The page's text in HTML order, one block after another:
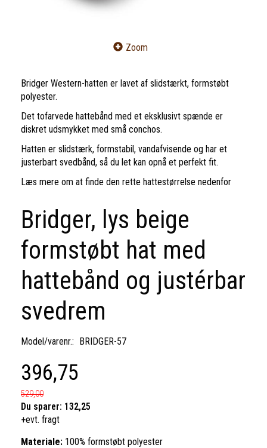
Zoom
Bridger Western-hatten er lavet af slidstærkt, formstøbt
polyester.
Det tofarvede hattebånd med et eksklusivt spænde er
diskret udsmykket med små conchos.
Hatten er slidstærk, formstabil, vandafvisende og har et
justerbart svedbånd, så du let kan opnå et perfekt fit.
Læs mere om at finde den rette hattestørrelse nedenfor
Bridger, lys beige
formstøbt hat med
hattebånd og justérbar
svedrem
Model/varenr.: BRIDGER-57
396,75
529,00
Du sparer: 132,25
+evt. fragt
Materiale: 100% formstøbt polyester